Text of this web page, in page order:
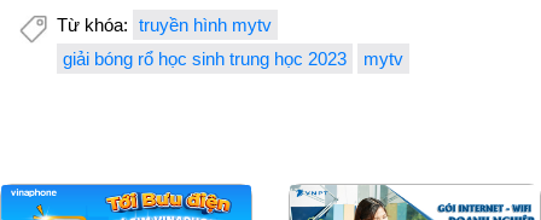
Từ khóa: truyền hình mytv
giải bóng rổ học sinh trung học 2023
mytv